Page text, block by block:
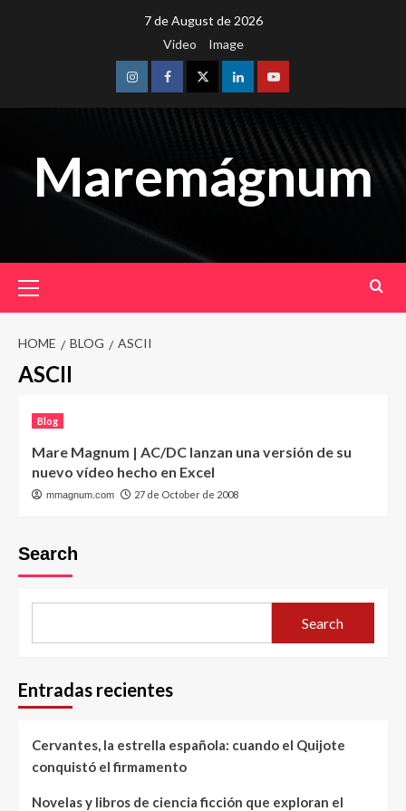
7 de August de 2026
Video
Image
InstagramFacebookTwitterLinkedinYoutube
Maremágnum
Menu
HOME BLOG ASCII
ASCII
Blog
Mare Magnum | AC/DC lanzan una versión de su
nuevo vídeo hecho en Excel
mmagnum.com 27 de October de 2008
Search
Search
Entradas recientes
Cervantes, la estrella española: cuando el Quijote
conquistó el firmamento
Novelas y libros de ciencia ficción que exploran el